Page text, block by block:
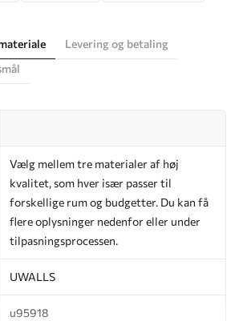
Levering og betaling
Vælg mellem tre materialer af høj
kvalitet, som hver især passer til
forskellige rum og budgetter. Du kan få
flere oplysninger nedenfor eller under
tilpasningsprocessen.
UWALLS
u95918